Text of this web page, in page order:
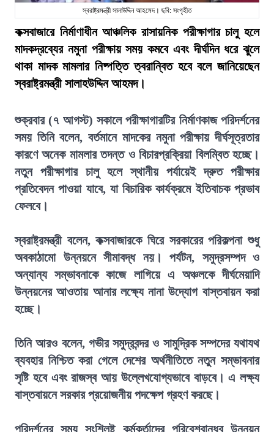
স্বরাষ্ট্রমন্ত্রী সালাউদ্দিন আহমেদ। ছবি: সংগৃহীত
কক্সবাজারে নির্মাণাধীন আঞ্চলিক রাসায়নিক পরীক্ষাগার চালু হলে
মাদকদ্রব্যের নমুনা পরীক্ষায় সময় কমবে এবং দীর্ঘদিন ধরে ঝুলে
থাকা মাদক মামলার নিষ্পত্তি ত্বরান্বিত হবে বলে জানিয়েছেন
স্বরাষ্ট্রমন্ত্রী সালাহউদ্দিন আহমদ।
শুক্রবার (৭ আগস্ট) সকালে পরীক্ষাগারটির নির্মাণকাজ পরিদর্শনের
সময় তিনি বলেন, বর্তমানে মাদকের নমুনা পরীক্ষায় দীর্ঘসূত্রতার
কারণে অনেক মামলার তদন্ত ও বিচারপ্রক্রিয়া বিলম্বিত হচ্ছে।
নতুন পরীক্ষাগার চালু হলে স্থানীয় পর্যায়েই দ্রুত পরীক্ষার
প্রতিবেদন পাওয়া যাবে, যা বিচারিক কার্যক্রমে ইতিবাচক প্রভাব
ফেলবে।
স্বরাষ্ট্রমন্ত্রী বলেন, কক্সবাজারকে ঘিরে সরকারের পরিকল্পনা শুধু
অবকাঠামো উন্নয়নে সীমাবদ্ধ নয়। পর্যটন, সমুদ্রসম্পদ ও
অন্যান্য সম্ভাবনাকে কাজে লাগিয়ে এ অঞ্চলকে দীর্ঘমেয়াদি
উন্নয়নের আওতায় আনার লক্ষ্যে নানা উদ্যোগ বাস্তবায়ন করা
হচ্ছে।
তিনি আরও বলেন, গভীর সমুদ্রবন্দর ও সামুদ্রিক সম্পদের যথাযথ
ব্যবহার নিশ্চিত করা গেলে দেশের অর্থনীতিতে নতুন সম্ভাবনার
সৃষ্টি হবে এবং রাজস্ব আয় উল্লেখযোগ্যভাবে বাড়বে। এ লক্ষ্য
বাস্তবায়নে সরকার প্রয়োজনীয় পদক্ষেপ গ্রহণ করছে।
পরিদর্শনের সময় সংশ্লিষ্ট কর্মকর্তাদের পরিবেশবান্ধব উন্নয়ন